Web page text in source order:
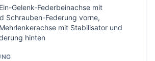
Gelenk-Federbeinachse mit
Schrauben-Federung vorne,
mit Stabilisator und
hinten